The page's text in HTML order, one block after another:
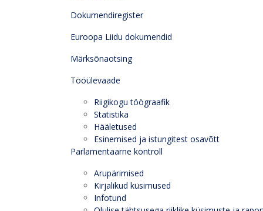
Dokumendiregister
Euroopa Liidu dokumendid
Märksõnaotsing
Tööülevaade
Riigikogu töögraafik
Statistika
Hääletused
Esinemised ja istungitest osavõtt
Parlamentaarne kontroll
Arupärimised
Kirjalikud küsimused
Infotund